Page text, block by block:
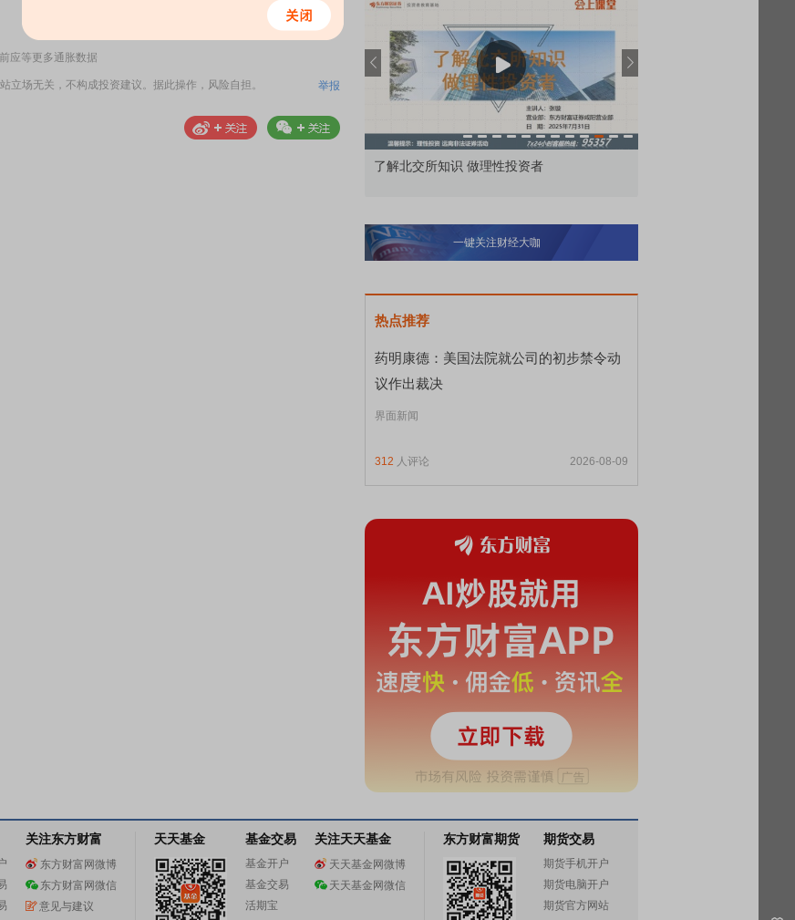
责任编辑：126
应等更多通胀数据
立场无关，不构成投资建议。据此操作，风险自担。 举报
了解北交所知识 做理性投资者
一键关注财经大咖
热点推荐
药明康德：美国法院就公司的初步禁令动
议作出裁决
界面新闻
312 人评论 2026-08-09
关注东方财富
东方财富网微博
东方财富网微信
意见与建议
天天基金 基金交易
基金开户
基金交易
活期宝
关注天天基金
天天基金网微博
天天基金网微信
东方财富期货 期货交易
期货手机开户
期货电脑开户
期货官方网站